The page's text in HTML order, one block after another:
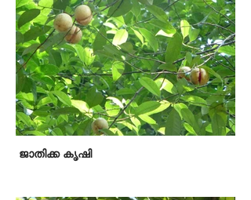
ജാതിക്ക കൃഷി